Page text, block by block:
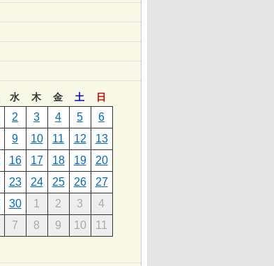
水 木 金 土 日
2 3 4 5
6
9 10 11 12
13
16 17 18 19
20
23 24 25 26
27
30 1 2 3
4
7 8 9 10 11